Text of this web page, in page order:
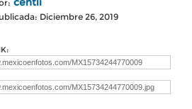
Diciembre 26, 2019